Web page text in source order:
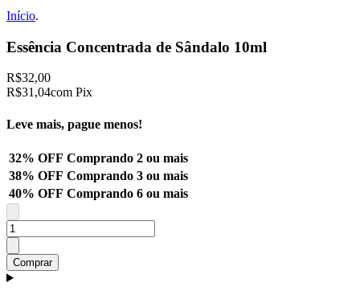
Início.
Essência Concentrada de Sândalo 10ml
R$32,00
R$31,04com Pix
Leve mais, pague menos!
32% OFF Comprando 2 ou mais
38% OFF Comprando 3 ou mais
40% OFF Comprando 6 ou mais
Comprar